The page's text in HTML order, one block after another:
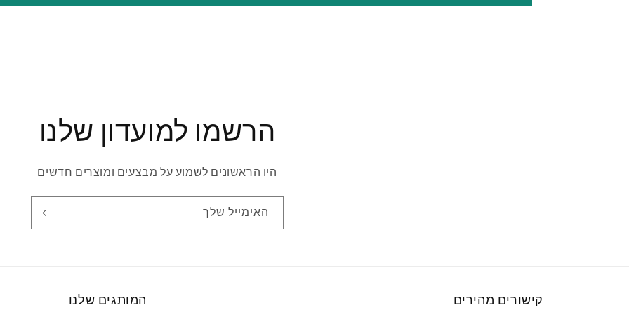
הרשמו למועדון שלנו
היו הראשונים לשמוע על מבצעים ומוצרים חדשים
האימייל שלך
קישורים מהירים המותגים שלנו